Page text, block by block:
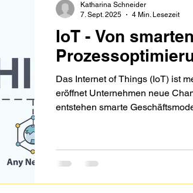
IoT - Von
Das Internet of Things (IoT) ist
eröffnet Unternehmen neue
entstehen smarte
und Mitarbeitende werden
gegen den Fachkräftemangel.
Katharina Schneider
7. Sept. 2025
4 Min. Lesezeit